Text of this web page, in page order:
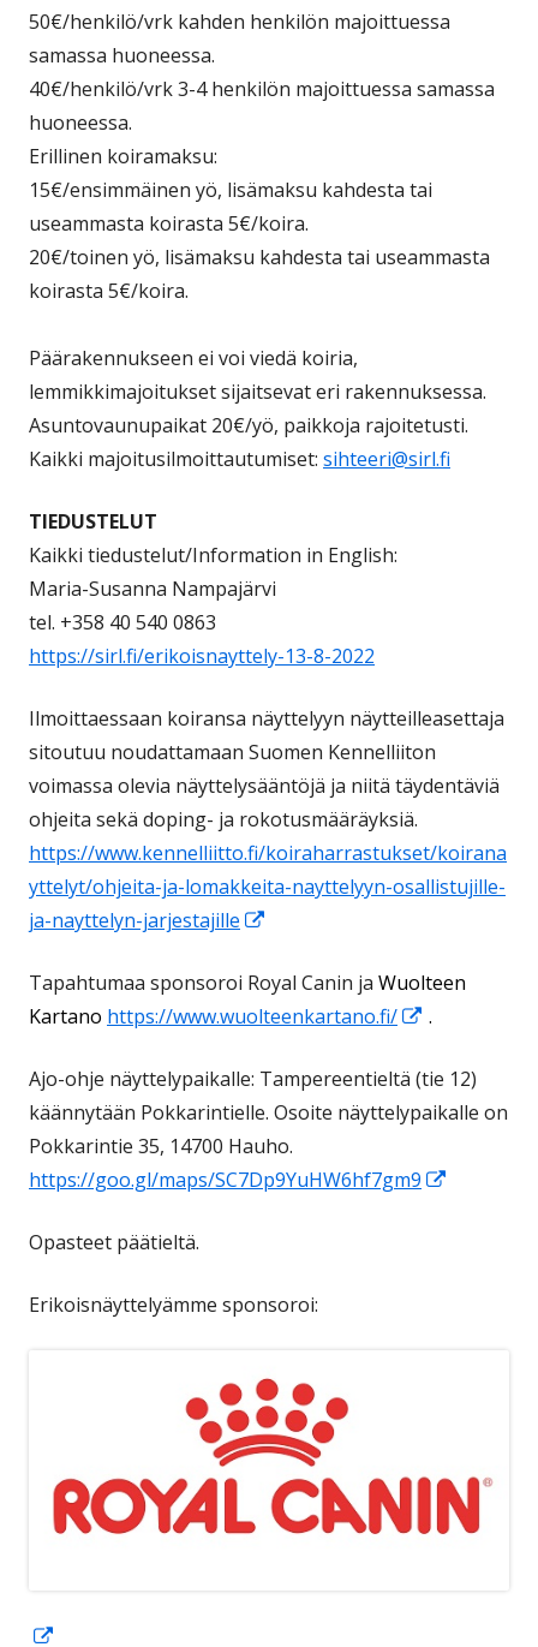
50€/henkilö/vrk kahden henkilön majoittuessa
samassa huoneessa.
40€/henkilö/vrk 3-4 henkilön majoittuessa samassa
huoneessa.
Erillinen koiramaksu:
15€/ensimmäinen yö, lisämaksu kahdesta tai
useammasta koirasta 5€/koira.
20€/toinen yö, lisämaksu kahdesta tai useammasta
koirasta 5€/koira.
Päärakennukseen ei voi viedä koiria,
lemmikkimajoitukset sijaitsevat eri rakennuksessa.
Asuntovaunupaikat 20€/yö, paikkoja rajoitetusti.
Kaikki majoitusilmoittautumiset: sihteeri@sirl.fi
TIEDUSTELUT
Kaikki tiedustelut/Information in English:
Maria-Susanna Nampajärvi
tel. +358 40 540 0863
https://sirl.fi/erikoisnayttely-13-8-2022
Ilmoittaessaan koiransa näyttelyyn näytteilleasettaja
sitoutuu noudattamaan Suomen Kennelliiton
voimassa olevia näyttelysääntöjä ja niitä täydentäviä
ohjeita sekä doping- ja rokotusmääräyksiä.
https://www.kennelliitto.fi/koiraharrastukset/koirana
yttelyt/ohjeita-ja-lomakkeita-nayttelyyn-osallistujille-
ja-nayttelyn-jarjestajille
ikkunaan
Tapahtumaa sponsoroi Royal Canin ja Wuolteen
Kartano https://www.wuolteenkartano.fi/
Avautuu
ikkunaan
.
Ajo-ohje näyttelypaikalle: Tampereentieltä (tie 12)
käännytään Pokkarintielle. Osoite näyttelypaikalle on
Pokkarintie 35, 14700 Hauho.
https://goo.gl/maps/SC7Dp9YuHW6hf7gm9
Opasteet päätieltä.
Erikoisnäyttelyämme sponsoroi: